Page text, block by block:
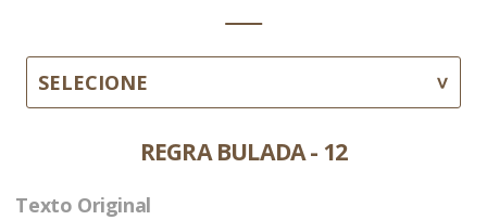
SELECIONE
REGRA BULADA - 12
Texto Original